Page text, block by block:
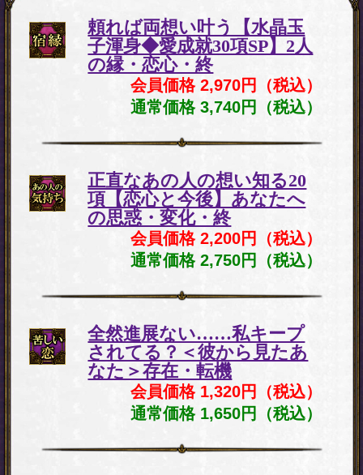
頼れば両想い叶う【水晶玉
子渾身◆愛成就30項SP】2人
の縁・恋心・終
会員価格 2,970円（税込）
通常価格 3,740円（税込）
正直なあの人の想い知る20
項【恋心と今後】あなたへ
の思惑・変化・終
会員価格 2,200円（税込）
通常価格 2,750円（税込）
全然進展ない……私キープ
されてる？＜彼から見たあ
なた＞存在・転機
会員価格 1,320円（税込）
通常価格 1,650円（税込）